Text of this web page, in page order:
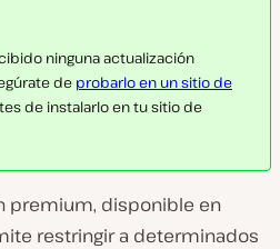
ninguna actualización
de probarlo en un sitio de
de instalarlo en tu sitio de
premium, disponible en
restringir a determinados